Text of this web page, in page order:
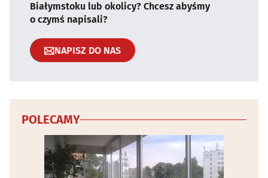
Białymstoku lub okolicy? Chcesz abyśmy
o czymś napisali?
NAPISZ DO NAS
POLECAMY